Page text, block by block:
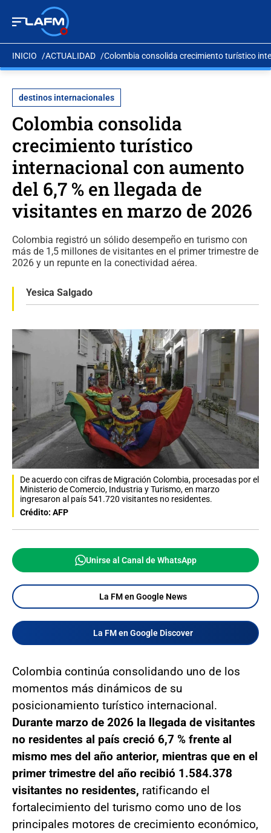
INICIO ACTUALIDAD Colombia consolida crecimiento turístico
destinos internacionales
Colombia consolida
crecimiento turístico
internacional con aumento
del 6,7 % en llegada de
visitantes en marzo de 2026
Colombia registró un sólido desempeño en turismo con
más de 1,5 millones de visitantes en el primer trimestre de
2026 y un repunte en la conectividad aérea.
Yesica Salgado
De acuerdo con cifras de Migración Colombia, procesadas por el
Ministerio de Comercio, Industria y Turismo, en marzo
ingresaron al país 541.720 visitantes no residentes.
Crédito: AFP
Unirse al Canal de WhatsApp
La FM en Google News
La FM en Google Discover
Colombia continúa consolidando uno de los
momentos más dinámicos de su
posicionamiento turístico internacional.
Durante marzo de 2026 la llegada de visitantes
no residentes al país creció 6,7 % frente al
mismo mes del año anterior, mientras que en el
primer trimestre del año recibió 1.584.378
visitantes no residentes, ratificando el
fortalecimiento del turismo como uno de los
principales motores de crecimiento económico,